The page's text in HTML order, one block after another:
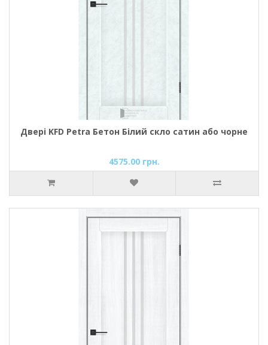
Двері KFD Petra Бетон Білий скло сатин або чорне
4575.00 грн.